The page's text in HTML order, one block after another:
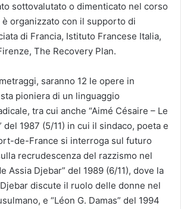
sottovalutato o dimenticato nel corso
organizzato con il supporto di
di Francia, Istituto Francese Italia,
The Recovery Plan.
saranno 12 le opere in
pioniera di un linguaggio
tra cui anche “Aimé Césaire – Le
del 1987 (5/11) in cui il sindaco, poeta e
de-France si interroga sul futuro
recrudescenza del razzismo nel
Assia Djebar” del 1989 (6/11), dove la
discute il ruolo delle donne nel
e “Léon G. Damas” del 1994